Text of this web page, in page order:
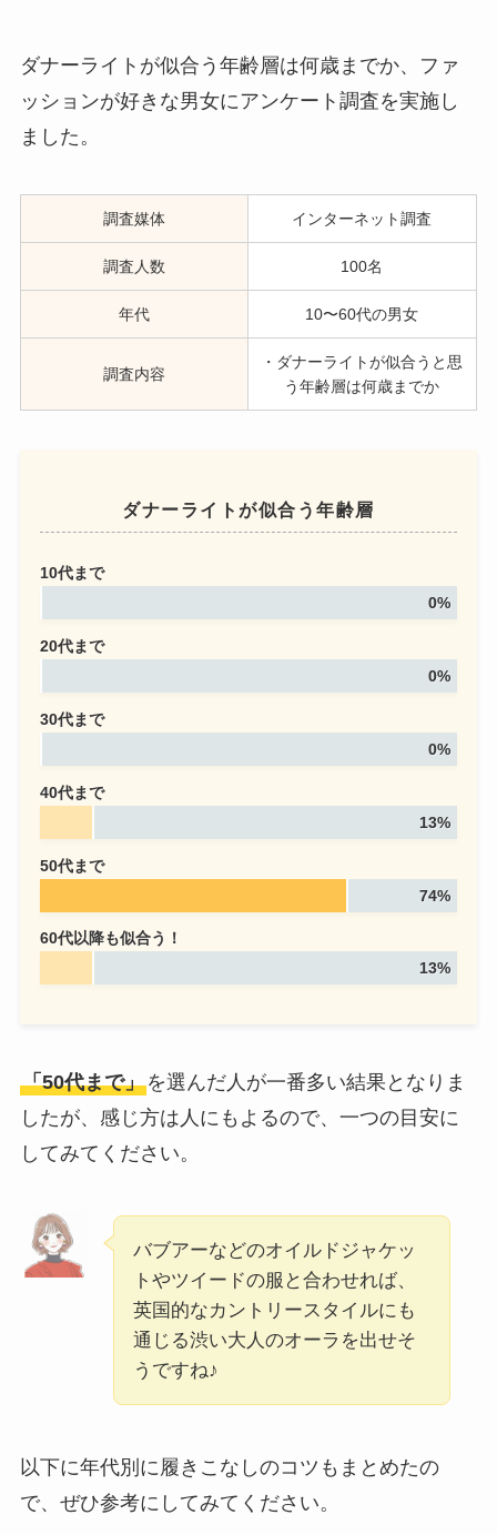
ダナーライトが似合う年齢層は何歳までか、ファ
ッションが好きな男女にアンケート調査を実施し
ました。
調査媒体 インターネット調査
調査人数 100名
年代 10〜60代の男女
調査内容
・ダナーライトが似合うと思
う年齢層は何歳までか
ダナーライトが似合う年齢層
10代まで
0%
20代まで
0%
30代まで
0%
40代まで
13%
50代まで
74%
60代以降も似合う！
13%
「50代まで」を選んだ人が一番多い結果となりま
したが、感じ方は人にもよるので、一つの目安に
してみてください。
バブアーなどのオイルドジャケッ
トやツイードの服と合わせれば、
英国的なカントリースタイルにも
通じる渋い大人のオーラを出せそ
うですね♪
以下に年代別に履きこなしのコツもまとめたの
で、ぜひ参考にしてみてください。